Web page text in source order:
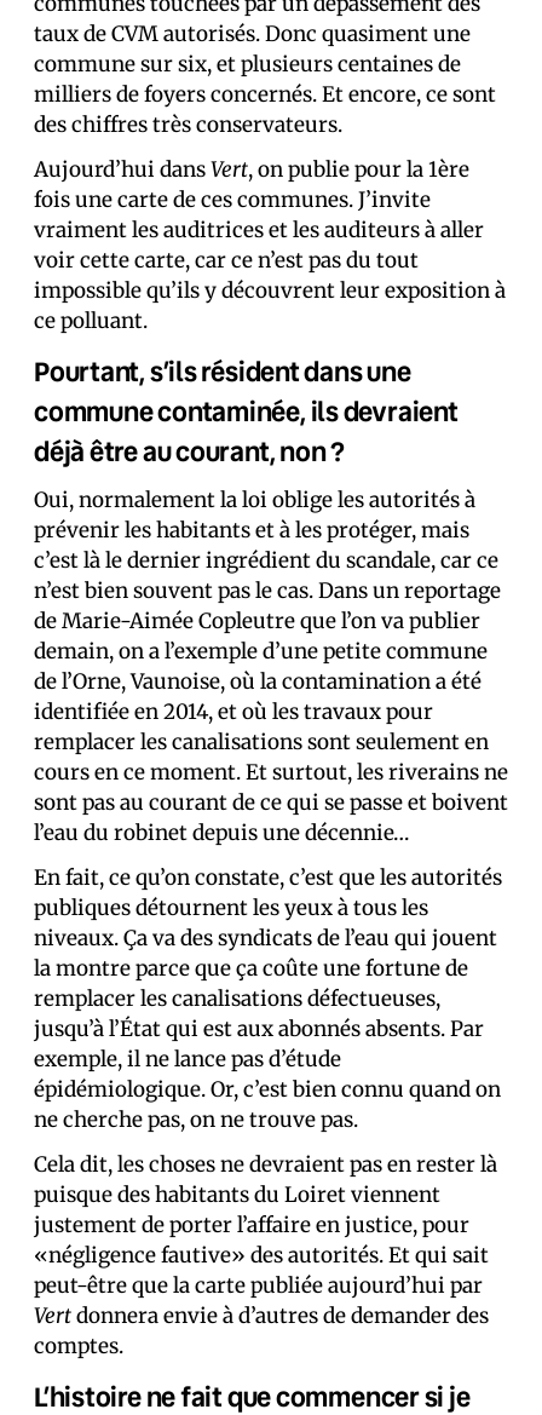
taux de CVM autorisés. Donc quasiment une
commune sur six, et plusieurs centaines de
milliers de foyers concernés. Et encore, ce sont
des chiffres très conservateurs.
Aujourd’hui dansVert, on publie pour la 1ère
fois une carte de ces communes. J’invite
vraiment les auditrices et les auditeurs à aller
voir cette carte, car ce n’est pas du tout
impossible qu’ils y découvrent leur exposition à
ce polluant.
Pourtant, s’ils résident dans une
commune contaminée, ils devraient
déjà être au courant, non ?
Oui, normalement la loi oblige les autorités à
prévenir les habitants et à les protéger, mais
c’est là le dernier ingrédient du scandale, car ce
n’est bien souvent pas le cas. Dans un reportage
de Marie-Aimée Copleutre que l’on va publier
demain, on a l’exemple d’une petite commune
de l’Orne, Vaunoise, où la contamination a été
identifiée en 2014, et où les travaux pour
remplacer les canalisations sont seulement en
cours en ce moment. Et surtout, les riverains ne
sont pas au courant de ce qui se passe et boivent
l’eau du robinet depuis une décennie…
En fait, ce qu’on constate, c’est que les autorités
publiques détournent les yeux à tous les
niveaux. Ça va des syndicats de l’eau qui jouent
la montre parce que ça coûte une fortune de
remplacer les canalisations défectueuses,
jusqu’à l’État qui est aux abonnés absents. Par
exemple, il ne lance pas d’étude
épidémiologique. Or, c’est bien connu quand on
ne cherche pas, on ne trouve pas.
Cela dit, les choses ne devraient pas en rester là
puisque des habitants du Loiret viennent
justement de porter l’affaire en justice, pour
«négligence fautive» des autorités. Et qui sait
peut-être que la carte publiée aujourd’hui par
Vertdonnera envie à d’autres de demander des
comptes.
L’histoire ne fait que commencer si je